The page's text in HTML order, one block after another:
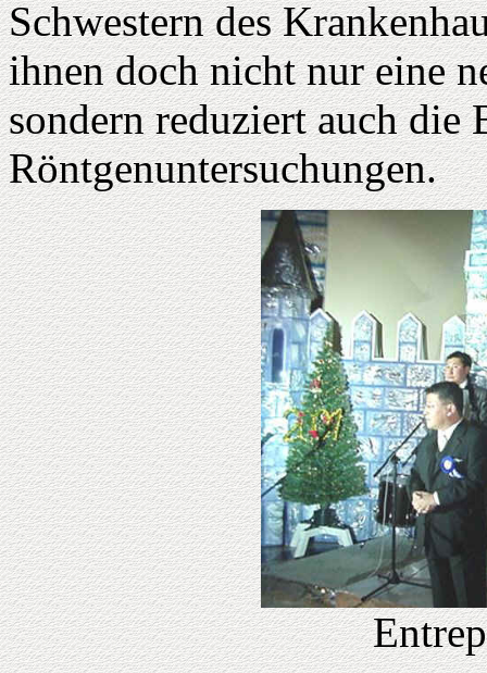
Schwestern des
ihnen doch nicht nur eine
sondern reduziert auch die
Röntgenuntersuchungen.